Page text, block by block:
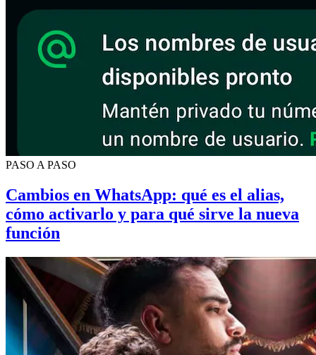
PASO A PASO
Cambios en WhatsApp: qué es el alias,
cómo activarlo y para qué sirve la nueva
función